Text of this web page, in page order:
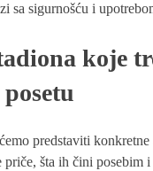
sa sigurnošću i
koje
predstaviti konkretne
šta ih čini posebim i